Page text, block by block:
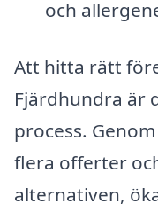
och
Att hitta rätt
Fjärdhundra är
process.
flera offerter
alternativen,